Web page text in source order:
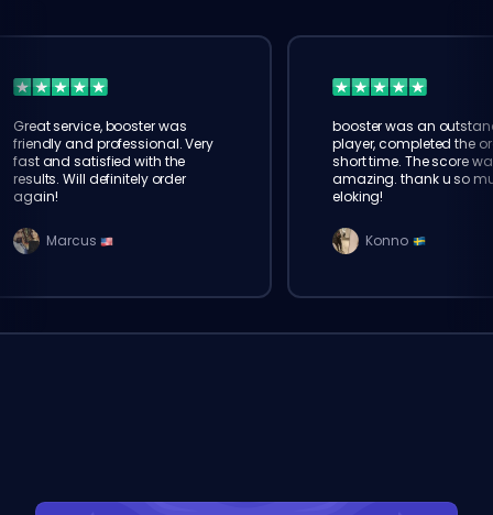
Great service, booster was
friendly and professional. Very
fast and satisfied with the
results. Will definitely order
again!
Marcus
booster was an
player, completed the
short time. The score
amazing. thank u so
eloking!
Konno